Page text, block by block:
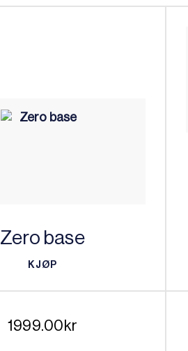
Zero base
KJØP
1999.00kr